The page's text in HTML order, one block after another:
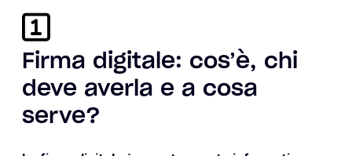
Firma digitale: cos’è, chi
deve averla e a cosa
serve?